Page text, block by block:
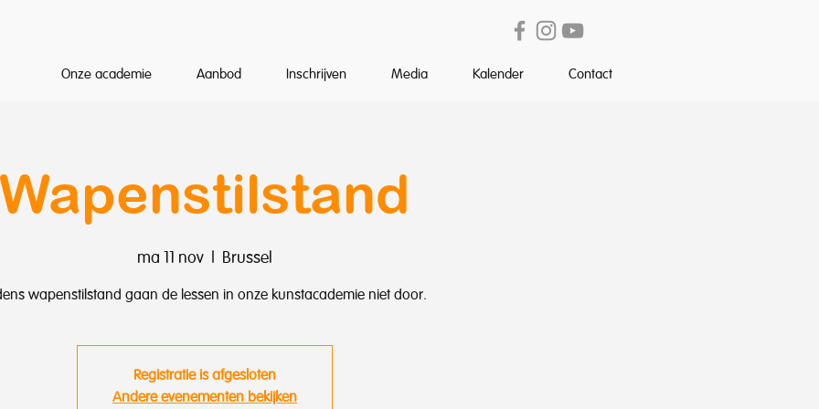
Onze academie Aanbod Inschrijven Media Kalender Contact
Wapenstilstand
ma 11 nov
  |
Brussel
wapenstilstand gaan de lessen in onze kunstacademie niet door.
Registratie is afgesloten
Andere evenementen bekijken